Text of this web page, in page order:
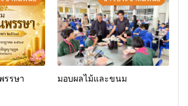
รรษา
มอบผลไม้และขนม